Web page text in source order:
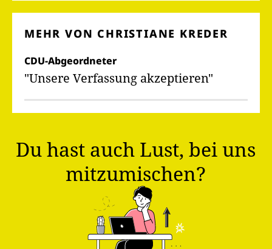
MEHR VON CHRISTIANE KREDER
CDU-Abgeordneter
"Unsere Verfassung akzeptieren"
Du hast auch Lust, bei uns
mitzumischen?